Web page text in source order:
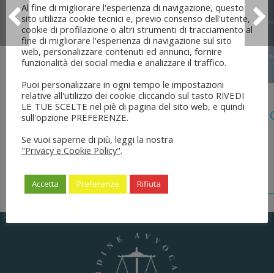
5 Agosto 2026
Legge 28 Luglio 2026 N. 137 “delega
Al fine di migliorare l'esperienza di navigazione, questo
sito utilizza cookie tecnici e, previo consenso dell'utente,
cookie di profilazione o altri strumenti di tracciamento al
fine di migliorare l'esperienza di navigazione sul sito
web, personalizzare contenuti ed annunci, fornire
funzionalità dei social media e analizzare il traffico.
Puoi personalizzare in ogni tempo le impostazioni
relative all'utilizzo dei cookie cliccando sul tasto RIVEDI
LE TUE SCELTE nel piè di pagina del sito web, e quindi
sull'opzione PREFERENZE.
Se vuoi saperne di più, leggi la nostra
"Privacy e Cookie Policy".
Accetta Preferenze Rifiuta